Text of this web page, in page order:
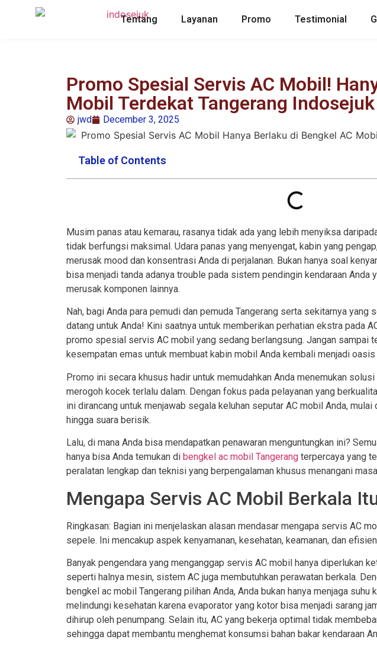
Tentang Layanan Promo Testimonial
Promo Spesial Servis AC Mobil!
Mobil Terdekat Tangerang Indosejuk
jwd December 3, 2025
Table of Contents
Musim panas atau kemarau, rasanya tidak ada yang lebih menyiksa
tidak berfungsi maksimal. Udara panas yang menyengat, kabin yang
merusak mood dan konsentrasi Anda di perjalanan. Bukan hanya soal
bisa menjadi tanda adanya trouble pada sistem pendingin kendaraan Anda
merusak komponen lainnya.
Nah, bagi Anda para pemudi dan pemuda Tangerang serta sekitarnya yang
datang untuk Anda! Kini saatnya untuk memberikan perhatian ekstra pada
promo spesial servis AC mobil yang sedang berlangsung. Jangan sampai
kesempatan emas untuk membuat kabin mobil Anda kembali menjadi oasis
Promo ini secara khusus hadir untuk memudahkan Anda menemukan
merogoh kocek terlalu dalam. Dengan fokus pada pelayanan yang
ini dirancang untuk menjawab segala keluhan seputar AC mobil Anda, mulai
hingga suara berisik.
Lalu, di mana Anda bisa mendapatkan penawaran menguntungkan ini?
hanya bisa Anda temukan di bengkel ac mobil Tangerang terpercaya yang
peralatan lengkap dan teknisi yang berpengalaman khusus menangani
Mengapa Servis AC Mobil Berkala
Ringkasan: Bagian ini menjelaskan alasan mendasar mengapa servis AC
sepele. Ini mencakup aspek kenyamanan, kesehatan, keamanan, dan
Banyak pengendara yang menganggap servis AC mobil hanya diperlukan
seperti halnya mesin, sistem AC juga membutuhkan perawatan berkala.
bengkel ac mobil Tangerang pilihan Anda, Anda bukan hanya menjaga suhu
melindungi kesehatan karena evaporator yang kotor bisa menjadi sarang
dihirup oleh penumpang. Selain itu, AC yang bekerja optimal tidak
sehingga dapat membantu menghemat konsumsi bahan bakar kendaraan